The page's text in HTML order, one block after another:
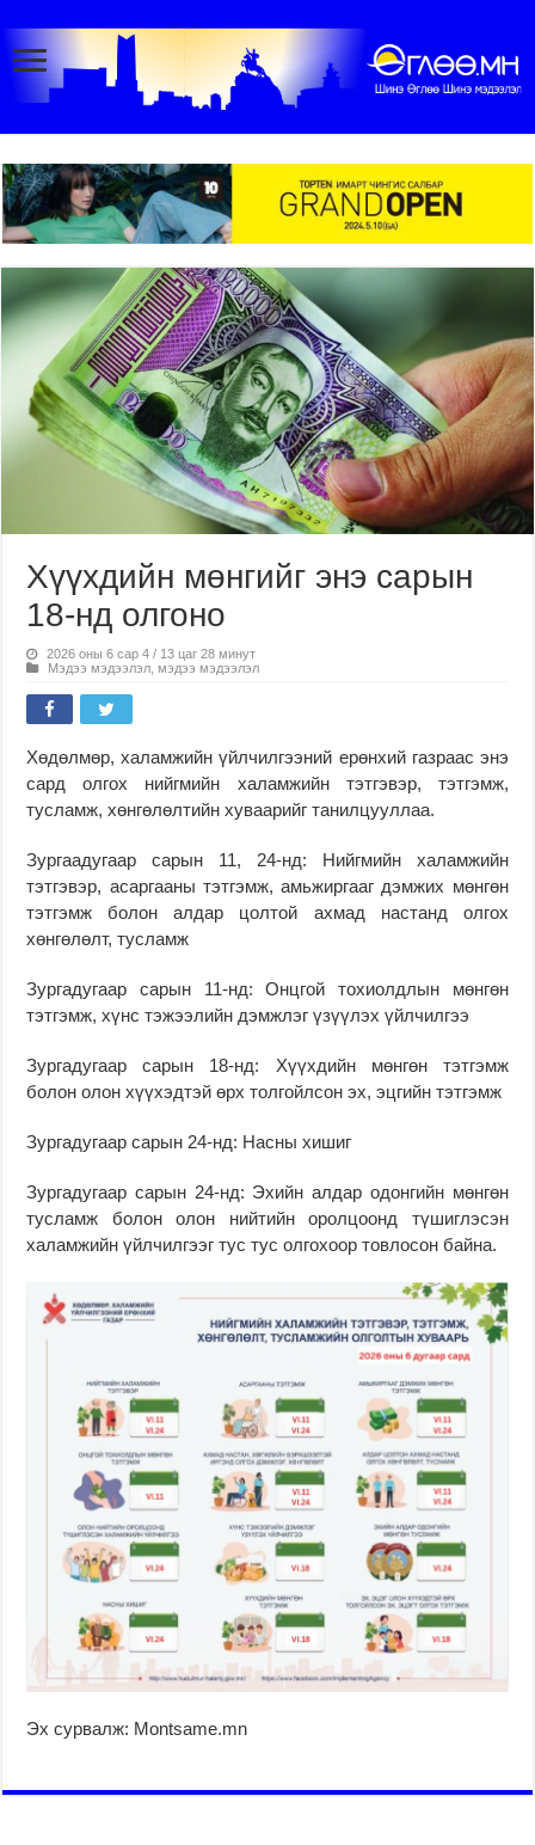
Хүүхдийн мөнгийг энэ сарын
18-нд олгоно
2026 оны 6 сар 4 / 13 цаг 28 минут
Мэдээ мэдээлэл ,мэдээ мэдээлэл
Хөдөлмөр, халамжийн үйлчилгээний ерөнхий газраас энэ
сард олгох нийгмийн халамжийн тэтгэвэр, тэтгэмж,
тусламж, хөнгөлөлтийн хуваарийг танилцууллаа.
Зургаадугаар сарын 11, 24-нд: Нийгмийн халамжийн
тэтгэвэр, асаргааны тэтгэмж, амьжиргааг дэмжих мөнгөн
тэтгэмж болон алдар цолтой ахмад настанд олгох
хөнгөлөлт, тусламж
Зургадугаар сарын 11-нд: Онцгой тохиолдлын мөнгөн
тэтгэмж, хүнс тэжээлийн дэмжлэг үзүүлэх үйлчилгээ
Зургадугаар сарын 18-нд: Хүүхдийн мөнгөн тэтгэмж
болон олон хүүхэдтэй өрх толгойлсон эх, эцгийн тэтгэмж
Зургадугаар сарын 24-нд: Насны хишиг
Зургадугаар сарын 24-нд: Эхийн алдар одонгийн мөнгөн
тусламж болон олон нийтийн оролцоонд түшиглэсэн
халамжийн үйлчилгээг тус тус олгохоор товлосон байна.
Эх сурвалж: Montsame.mn